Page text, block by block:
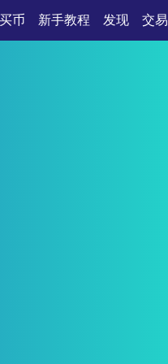
买币 新手教程 发现 交易